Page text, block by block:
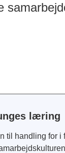
læring
til handling for i